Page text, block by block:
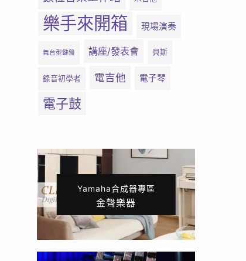
樂手來開箱 現場演奏
舞台型鍵盤 講座/發表會 貝斯
錄音初學者 電吉他 電子琴
電子鼓
Yamaha合成器專區
金聲樂器